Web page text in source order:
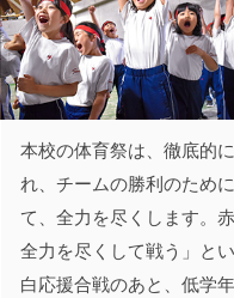
本校の体育祭は、徹底的
れ、チームの勝利のため
て、全力を尽くします。
全力を尽くして戦う」と
白応援合戦のあと、低学